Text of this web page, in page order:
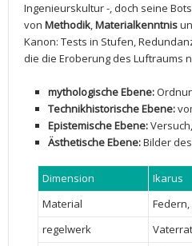
Ingenieurskultur -, ​doch seine
von Methodik,Materialkenntnis
Kanon:⁣ Tests in Stufen,
die die Eroberung des Luftraums
mythologische Ebene:
Technikhistorische Ebene:
Epistemische Ebene:
Ästhetische Ebene:Bilder
Dimension Ikarus
Material
Federn,⁢
regelwerk
Vaterrat